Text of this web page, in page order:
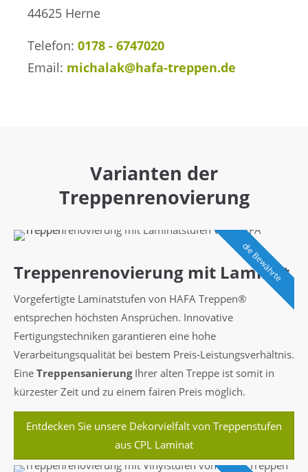
44625 Herne
Telefon: 0178 - 6747020
Email: michalak@hafa-treppen.de
Varianten der
Treppenrenovierung
die Bewährte
Treppenrenovierung mit Laminat
Vorgefertigte Laminatstufen von HAFA Treppen®
entsprechen höchsten Ansprüchen. Innovative
Fertigungstechniken garantieren eine hohe
Verarbeitungsqualität bei bestem Preis-Leistungsverhältnis.
Eine TreppensanierungIhrer alten Treppe ist somit in
kürzester Zeit und zu einem fairen Preis möglich.
Entdecken Sie unsere Dekorvielfalt von Treppenstufen
aus CPL Laminat